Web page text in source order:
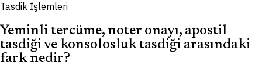
Tasdik İşlemleri
Yeminli tercüme, noter onayı, apostil
tasdiği ve konsolosluk tasdiği arasındaki
fark nedir?